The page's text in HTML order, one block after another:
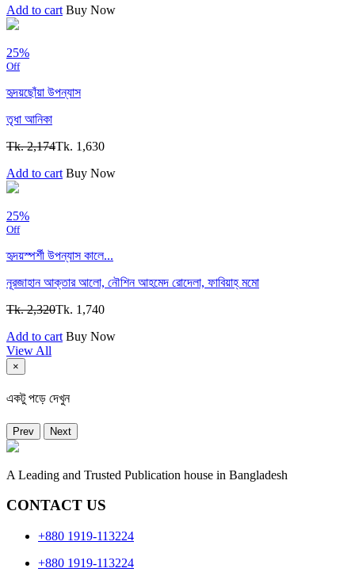
Add to cart Buy Now
25%
Off
হৃদয়ছোঁয়া উপন্যাস
তৃধা আনিকা
Tk. 2,174Tk. 1,630
Add to cart Buy Now
25%
Off
হৃদয়স্পর্শী উপন্যাস কালে...
নূরজাহান আক্তার আলো, নৌশিন আহমেদ রোদেলা, ফাবিয়াহ্ মমো
Tk. 2,320Tk. 1,740
Add to cart Buy Now
View All
×
একটু পড়ে দেখুন
Prev Next
A Leading and Trusted Publication house in Bangladesh
CONTACT US
+880 1919-113224
+880 1919-113224